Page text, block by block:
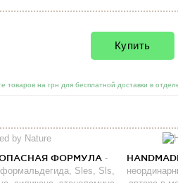
Купить
товаров на грн для бесплатной доставки в
ФОРМУЛА -
Sles, Sls,